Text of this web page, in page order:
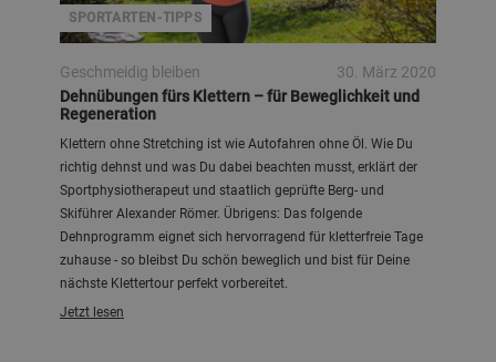
SPORTARTEN-TIPPS
Geschmeidig bleiben
30. März 2020
Dehnübungen fürs Klettern – für Beweglichkeit und
Regeneration
Klettern ohne Stretching ist wie Autofahren ohne Öl. Wie Du
richtig dehnst und was Du dabei beachten musst, erklärt der
Sportphysiotherapeut und staatlich geprüfte Berg- und
Skiführer Alexander Römer. Übrigens: Das folgende
Dehnprogramm eignet sich hervorragend für kletterfreie Tage
zuhause - so bleibst Du schön beweglich und bist für Deine
nächste Klettertour perfekt vorbereitet.
Jetzt lesen